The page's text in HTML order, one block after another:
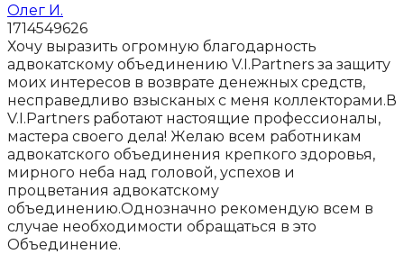
Олег И.
1714549626
Хочу выразить огромную благодарность
адвокатскому объединению V.I.Partners за защиту
моих интересов в возврате денежных средств,
несправедливо взысканых с меня коллекторами.В
V.I.Partners работают настоящие профессионалы,
мастера своего дела! Желаю всем работникам
адвокатского объединения крепкого здоровья,
мирного неба над головой, успехов и
процветания адвокатскому
объединению.Однозначно рекомендую всем в
случае необходимости обращаться в это
Объединение.